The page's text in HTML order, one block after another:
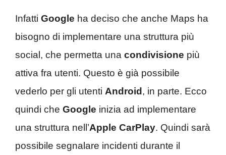
Infatti Google ha deciso che anche Maps ha
bisogno di implementare una struttura più
social, che permetta una condivisione più
attiva fra utenti. Questo è già possibile
vederlo per gli utenti Android, in parte. Ecco
quindi che Google inizia ad implementare
una struttura nell’Apple CarPlay. Quindi sarà
possibile segnalare incidenti durante il